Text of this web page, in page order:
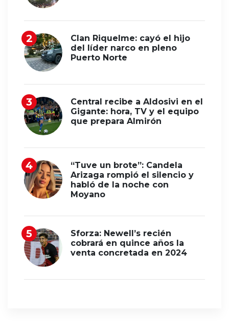
Clan Riquelme: cayó el hijo
del líder narco en pleno
Puerto Norte
Central recibe a Aldosivi en el
Gigante: hora, TV y el equipo
que prepara Almirón
“Tuve un brote”: Candela
Arizaga rompió el silencio y
habló de la noche con
Moyano
Sforza: Newell’s recién
cobrará en quince años la
venta concretada en 2024